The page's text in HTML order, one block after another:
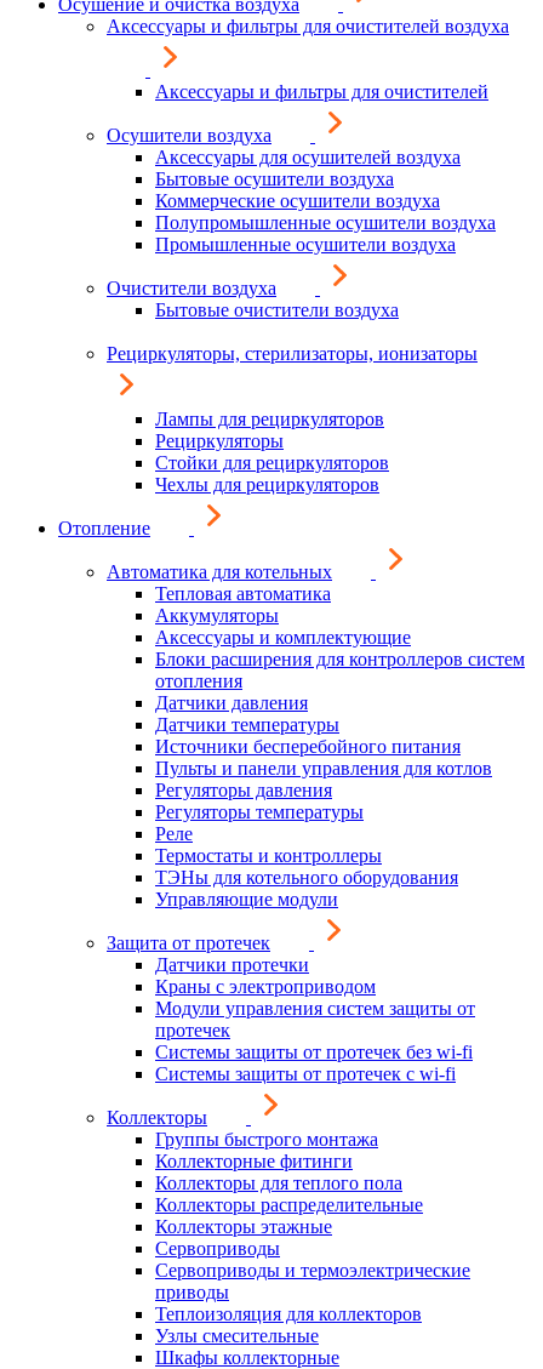
Осушение и очистка воздуха
Аксессуары и фильтры для очистителей воздуха
Аксессуары и фильтры для очистителей
Осушители воздуха
Аксессуары для осушителей воздуха
Бытовые осушители воздуха
Коммерческие осушители воздуха
Полупромышленные осушители воздуха
Промышленные осушители воздуха
Очистители воздуха
Бытовые очистители воздуха
Рециркуляторы, стерилизаторы, ионизаторы
Лампы для рециркуляторов
Рециркуляторы
Стойки для рециркуляторов
Чехлы для рециркуляторов
Отопление
Автоматика для котельных
Тепловая автоматика
Аккумуляторы
Аксессуары и комплектующие
Блоки расширения для контроллеров систем
отопления
Датчики давления
Датчики температуры
Источники бесперебойного питания
Пульты и панели управления для котлов
Регуляторы давления
Регуляторы температуры
Реле
Термостаты и контроллеры
ТЭНы для котельного оборудования
Управляющие модули
Защита от протечек
Датчики протечки
Краны с электроприводом
Модули управления систем защиты от
протечек
Системы защиты от протечек без wi-fi
Системы защиты от протечек с wi-fi
Коллекторы
Группы быстрого монтажа
Коллекторные фитинги
Коллекторы для теплого пола
Коллекторы распределительные
Коллекторы этажные
Сервоприводы
Сервоприводы и термоэлектрические
приводы
Теплоизоляция для коллекторов
Узлы смесительные
Шкафы коллекторные